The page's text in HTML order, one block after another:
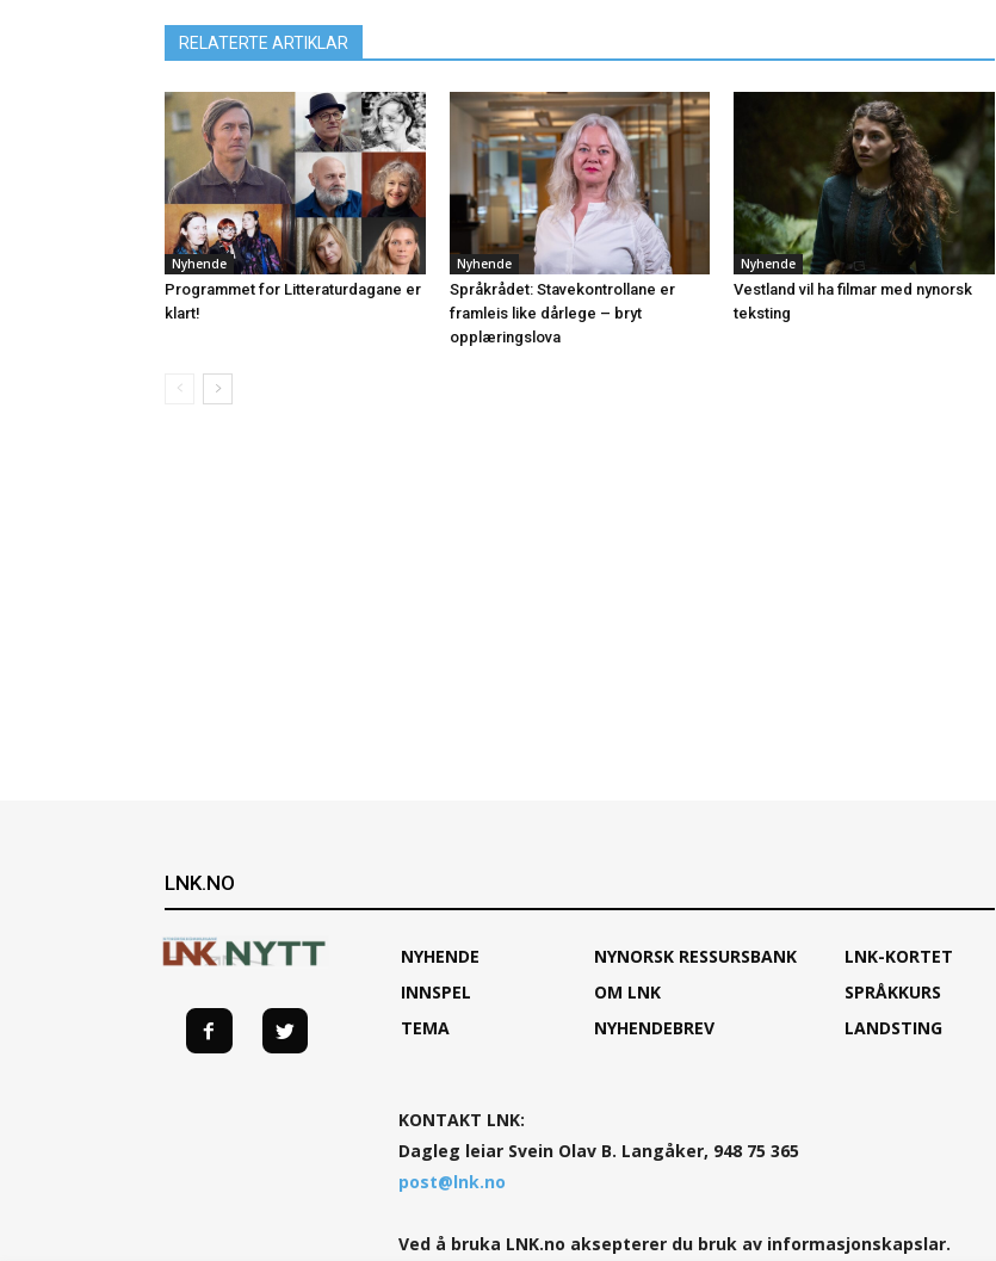
RELATERTE ARTIKLAR
Nyhende
Programmet for Litteraturdagane er
klart!
Nyhende
Språkrådet: Stavekontrollane er
framleis like dårlege – bryt
opplæringslova
Nyhende
Vestland vil ha filmar med nynorsk
teksting
LNK.NO
NYHENDE
INNSPEL
TEMA
NYNORSK RESSURSBANK
OM LNK
NYHENDEBREV
LNK-KORTET
SPRÅKKURS
LANDSTING
KONTAKT LNK:
Dagleg leiar Svein Olav B. Langåker, 948 75 365
post@lnk.no
Ved å bruka LNK.no aksepterer du bruk av informasjonskapslar.